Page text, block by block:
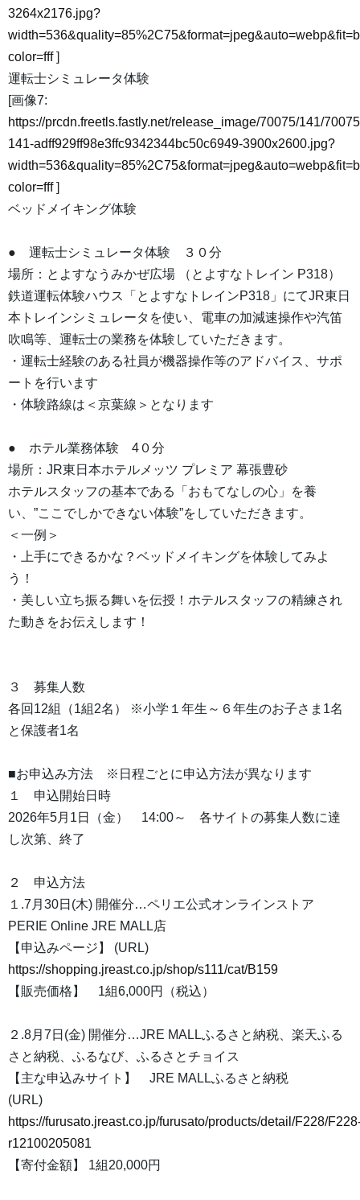
3264x2176.jpg?
color=fff]
運転士シミュレータ体験
[画像7:
https://prcdn.freetls.fastly.net/release_image/70075/141/
141-adff929ff98e3ffc9342344bc50c6949-3900x2600.jpg?
color=fff]
ベッドメイキング体験
● 運転士シミュレータ体験 ３０分
場所：とよすなうみかぜ広場 （とよすなトレイン P318）
鉄道運転体験ハウス「とよすなトレインP318」にてJR東日
本トレインシミュレータを使い、電車の加減速操作や汽笛
吹鳴等、運転士の業務を体験していただきます。
・運転士経験のある社員が機器操作等のアドバイス、サポ
ートを行います
・体験路線は＜京葉線＞となります
● ホテル業務体験 4０分
場所：JR東日本ホテルメッツ プレミア 幕張豊砂
ホテルスタッフの基本である「おもてなしの心」を養
い、”ここでしかできない体験”をしていただきます。
＜一例＞
・上手にできるかな？ベッドメイキングを体験してみよ
う！
・美しい立ち振る舞いを伝授！ホテルスタッフの精練され
た動きをお伝えします！
３ 募集人数
各回12組（1組2名） ※小学１年生～６年生のお子さま1名
と保護者1名
■お申込み方法 ※日程ごとに申込方法が異なります
１ 申込開始日時
2026年5月1日（金） 14:00～ 各サイトの募集人数に達
し次第、終了
２ 申込方法
１.7月30日(木) 開催分…ペリエ公式オンラインストア
PERIE Online JRE MALL店
【申込みページ】 (URL)
https://shopping.jreast.co.jp/shop/s111/cat/B159
【販売価格】 1組6,000円（税込）
２.8月7日(金) 開催分…JRE MALLふるさと納税、楽天ふる
さと納税、ふるなび、ふるさとチョイス
【主な申込みサイト】 JRE MALLふるさと納税
(URL)
https://furusato.jreast.co.jp/furusato/products/detail/F228/
r12100205081
【寄付金額】 1組20,000円